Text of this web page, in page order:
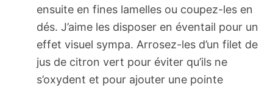
ensuite en fines lamelles ou coupez-les en
dés. J’aime les disposer en éventail pour un
effet visuel sympa. Arrosez-les d’un filet de
jus de citron vert pour éviter qu’ils ne
s’oxydent et pour ajouter une pointe